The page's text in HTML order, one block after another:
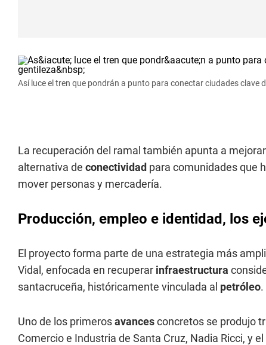
Así luce el tren que pondrán a punto para conectar ciudades clave
La recuperación del ramal también apunta a
alternativa de conectividad para comunidades que
mover personas y mercadería.
Producción, empleo e identidad, los
El proyecto forma parte de una estrategia más
Vidal, enfocada en recuperar infraestructura
santacruceña, históricamente vinculada al petróleo.
Uno de los primerosavancesconcretos se produjo
Comercio e Industria de Santa Cruz, Nadia Ricci, y